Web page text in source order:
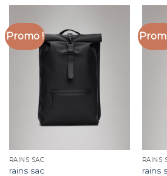
Promo !
RAINS SAC
rains sac
RAINS
rains